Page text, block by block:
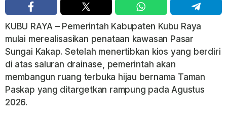
KUBU RAYA – Pemerintah Kabupaten Kubu Raya
mulai merealisasikan penataan kawasan Pasar
Sungai Kakap. Setelah menertibkan kios yang berdiri
di atas saluran drainase, pemerintah akan
membangun ruang terbuka hijau bernama Taman
Paskap yang ditargetkan rampung pada Agustus
2026.